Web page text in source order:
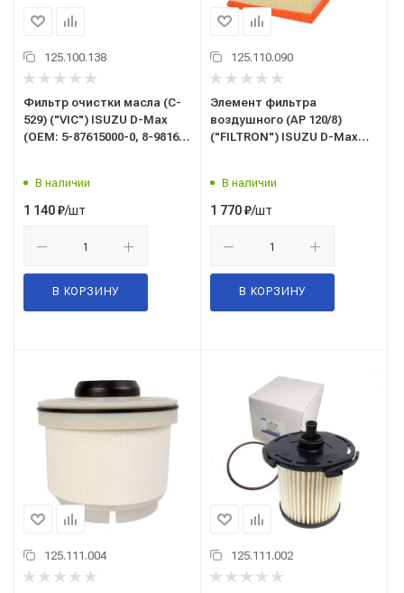
125.100.138
Фильтр очистки масла (C-
529) ("VIC") ISUZU D-Max
(ОЕМ: 5-87615000-0, 8-98165-
В наличии
1 140₽/шт
В КОРЗИНУ
125.110.090
Элемент фильтра
воздушного (AP 120/8)
("FILTRON") ISUZU D-Max
В наличии
1 770₽/шт
В КОРЗИНУ
125.111.004 125.111.002